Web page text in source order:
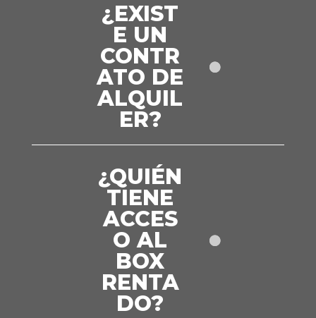
¿EXIST
E UN
CONTR
ATO DE
ALQUIL
ER?
¿QUIÉN
TIENE
ACCES
O AL
BOX
RENTA
DO?